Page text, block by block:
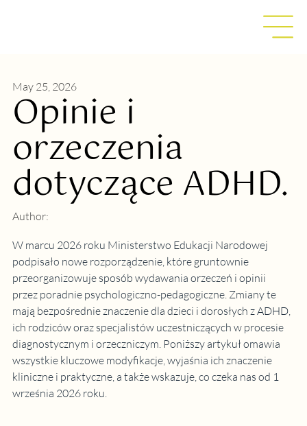
W marcu 2026 roku Ministerstwo Edukacji Narodowej
podpisało nowe rozporządzenie, które gruntownie
przeorganizowuje sposób wydawania orzeczeń i opinii
przez poradnie psychologiczno-pedagogiczne. Zmiany te
mają bezpośrednie znaczenie dla dzieci i dorosłych z ADHD,
ich rodziców oraz specjalistów uczestniczących w procesie
diagnostycznym i orzeczniczym. Poniższy artykuł omawia
wszystkie kluczowe modyfikacje, wyjaśnia ich znaczenie
kliniczne i praktyczne, a także wskazuje, co czeka nas od 1
września 2026 roku.
May 25, 2026
Opinie i
orzeczenia
dotyczące ADHD.
Author: